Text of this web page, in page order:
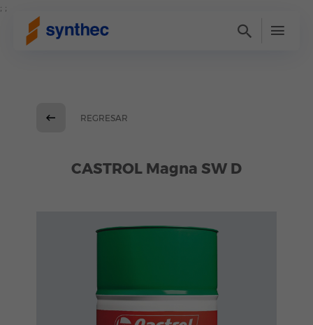
; ;
REGRESAR
CASTROL Magna SW D